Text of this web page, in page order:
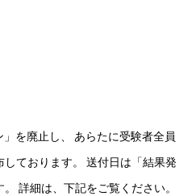
を廃止し、 あらたに受験者全員
ております。 送付日は「結果発
詳細は、下記をご覧ください。